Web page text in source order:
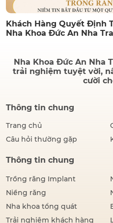
Khách Hàng Quyết Định
Nha Khoa Đức An Nha
Nha Khoa Đức An Nha
trải nghiệm tuyệt vời,
cười
Thông tin chung
Trang chủ
Câu hỏi thường gặp
Thông tin chung
Trồng răng Implant
Niềng răng
Nha khoa tổng quát
Trải nghiệm khách hàng